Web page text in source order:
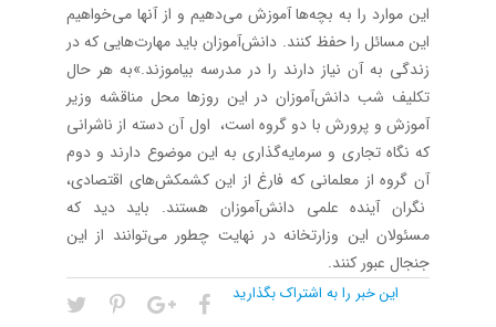
این موارد را به بچه‌ها آموزش می‌دهیم و از آنها می‌خواهیم
این مسائل را حفظ کنند. دانش‌آموزان باید مهارت‌هایی که در
زندگی به آن نیاز دارند را در مدرسه بیاموزند.»به هر حال
تکلیف شب دانش‌آموزان در این روزها محل مناقشه وزیر
آموزش و پرورش با دو گروه است، اول آن دسته از ناشرانی
که نگاه تجاری و سرمایه‌گذاری به این موضوع دارند و دوم
آن گروه از معلمانی که فارغ از این کشمکش‌های اقتصادی،
نگران آینده علمی دانش‌آموزان هستند. باید دید که
مسئولان این وزارتخانه در نهایت چطور می‌توانند از این
جنجال عبور کنند.
این خبر را به اشتراک بگذارید